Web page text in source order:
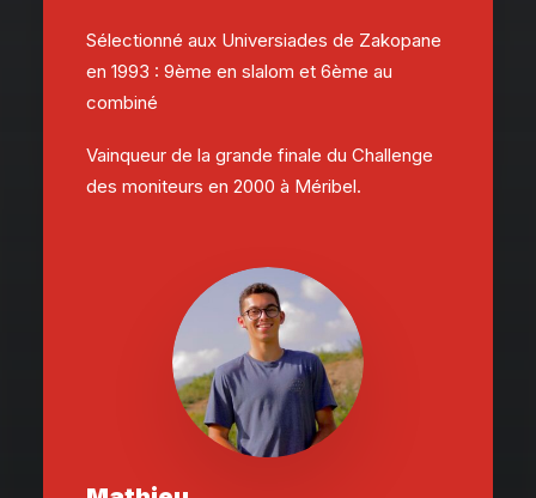
Sélectionné aux Universiades de Zakopane
en 1993 : 9ème en slalom et 6ème au
combiné
Vainqueur de la grande finale du Challenge
des moniteurs en 2000 à Méribel.